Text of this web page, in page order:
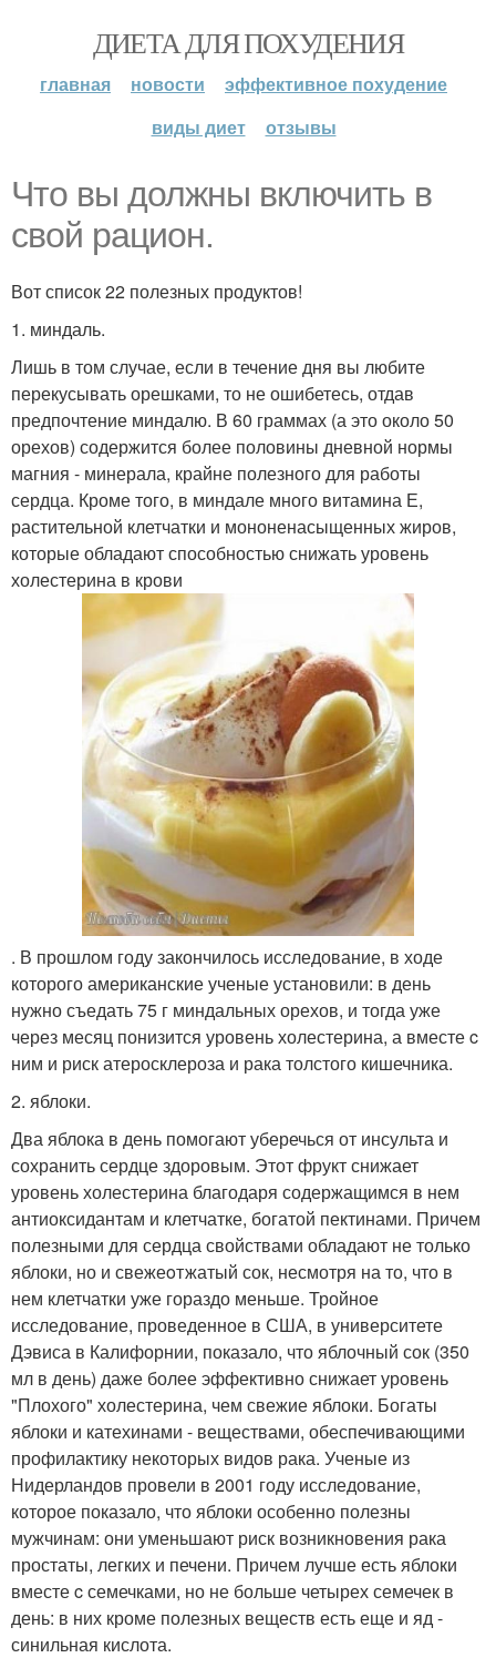
ДИЕТА ДЛЯ ПОХУДЕНИЯ
главная новости
эффективное похудение
виды диет
отзывы
Что вы должны включить в
свой рацион.
Вот список 22 полезных продуктов!
1. миндаль.
Лишь в том случае, если в течение дня вы любите
перекусывать орешками, то не ошибетесь, отдав
предпочтение миндалю. В 60 граммах (а это около 50
орехов) содержится более половины дневной нормы
магния - минерала, крайне полезного для работы
сердца. Кроме того, в миндале много витамина Е,
растительной клетчатки и мононенасыщенных жиров,
которые обладают способностью снижать уровень
холестерина в крови
. В прошлом году закончилось исследование, в ходе
которого американские ученые установили: в день
нужно съедать 75 г миндальных орехов, и тогда уже
через месяц понизится уровень холестерина, а вместе c
ним и риск атеросклероза и рака толстого кишечника.
2. яблоки.
Два яблока в день помогают уберечься от инсульта и
сохранить сердце здоровым. Этот фрукт снижает
уровень холестерина благодаря содержащимся в нем
антиоксидантам и клетчатке, богатой пектинами. Причем
полезными для сердца свойствами обладают не только
яблоки, но и свежеoтжатый сок, несмотря на то, что в
нем клетчатки уже гораздо меньше. Тройное
исследование, проведенное в США, в университете
Дэвиса в Калифорнии, показало, что яблочный сок (350
мл в день) даже более эффективно снижает уровень
"Плохого" холестерина, чем свежие яблоки. Богаты
яблоки и катехинами - веществами, обеспечивающими
профилактику некоторых видов рака. Ученые из
Нидерландов провели в 2001 году исследование,
которое показало, что яблоки особенно полезны
мужчинам: они уменьшают риск возникновения рака
простаты, легких и печени. Причем лучше есть яблоки
вместе c семечками, но не больше четырех семечек в
день: в них кроме полезных веществ есть еще и яд -
синильная кислота.